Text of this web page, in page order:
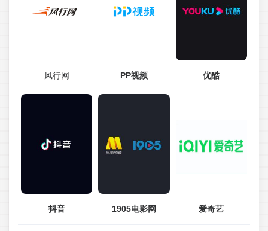
风行网 PP视频 优酷
抖音 1905电影网 爱奇艺